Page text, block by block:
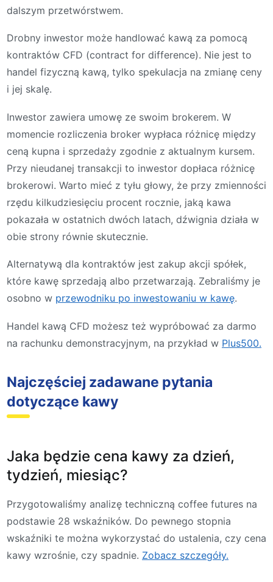
dalszym przetwórstwem.
Drobny inwestor może handlować kawą za pomocą
kontraktów CFD (contract for difference). Nie jest to
handel fizyczną kawą, tylko spekulacja na zmianę ceny
i jej skalę.
Inwestor zawiera umowę ze swoim brokerem. W
momencie rozliczenia broker wypłaca różnicę między
ceną kupna i sprzedaży zgodnie z aktualnym kursem.
Przy nieudanej transakcji to inwestor dopłaca różnicę
brokerowi. Warto mieć z tyłu głowy, że przy zmienności
rzędu kilkudziesięciu procent rocznie, jaką kawa
pokazała w ostatnich dwóch latach, dźwignia działa w
obie strony równie skutecznie.
Alternatywą dla kontraktów jest zakup akcji spółek,
które kawę sprzedają albo przetwarzają. Zebraliśmy je
osobno w przewodniku po inwestowaniu w kawę.
Handel kawą CFD możesz też wypróbować za darmo
na rachunku demonstracyjnym, na przykład w Plus500.
Najczęściej zadawane pytania
dotyczące kawy
Jaka będzie cena kawy za dzień,
tydzień, miesiąc?
Przygotowaliśmy analizę techniczną coffee futures na
podstawie 28 wskaźników. Do pewnego stopnia
wskaźniki te można wykorzystać do ustalenia, czy cena
kawy wzrośnie, czy spadnie. Zobacz szczegóły.